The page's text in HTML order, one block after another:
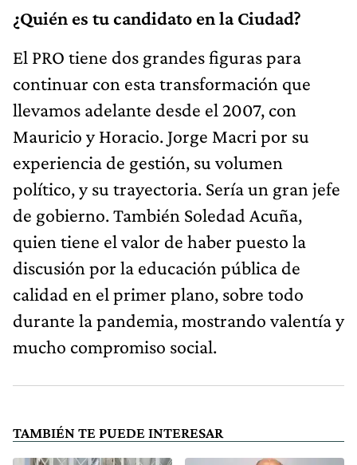
¿Quién es tu candidato en la Ciudad?
El PRO tiene dos grandes figuras para
continuar con esta transformación que
llevamos adelante desde el 2007, con
Mauricio y Horacio. Jorge Macri por su
experiencia de gestión, su volumen
político, y su trayectoria. Sería un gran jefe
de gobierno. También Soledad Acuña,
quien tiene el valor de haber puesto la
discusión por la educación pública de
calidad en el primer plano, sobre todo
durante la pandemia, mostrando valentía y
mucho compromiso social.
TAMBIÉN TE PUEDE INTERESAR